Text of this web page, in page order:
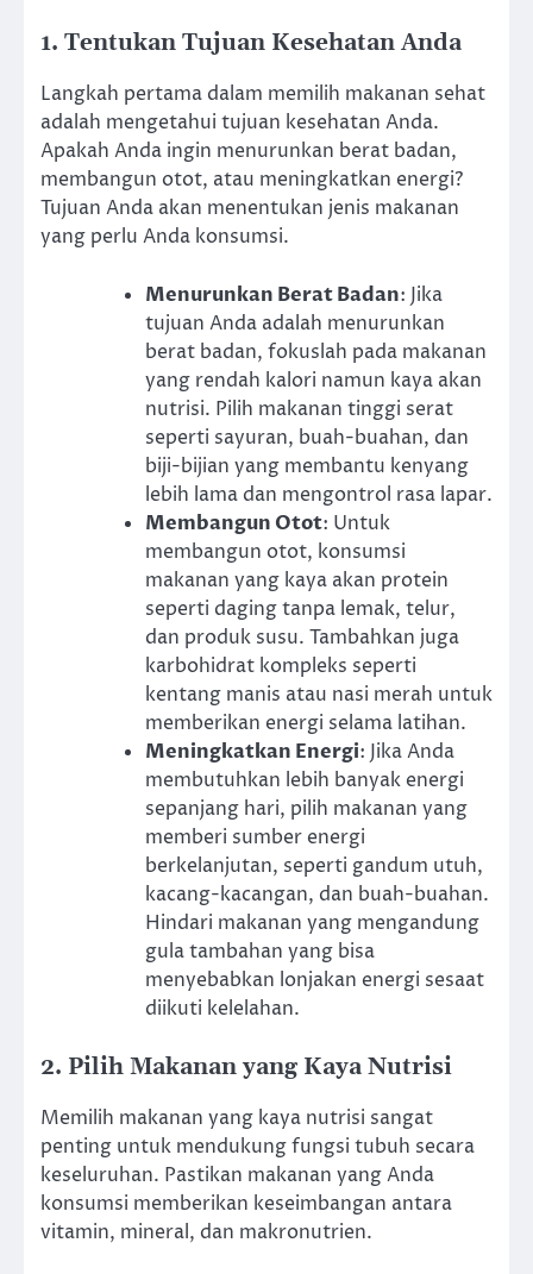
1. Tentukan Tujuan Kesehatan Anda
Langkah pertama dalam memilih makanan sehat
adalah mengetahui tujuan kesehatan Anda.
Apakah Anda ingin menurunkan berat badan,
membangun otot, atau meningkatkan energi?
Tujuan Anda akan menentukan jenis makanan
yang perlu Anda konsumsi.
Menurunkan Berat Badan: Jika
tujuan Anda adalah menurunkan
berat badan, fokuslah pada makanan
yang rendah kalori namun kaya akan
nutrisi. Pilih makanan tinggi serat
seperti sayuran, buah-buahan, dan
biji-bijian yang membantu kenyang
lebih lama dan mengontrol rasa lapar.
Membangun Otot: Untuk
membangun otot, konsumsi
makanan yang kaya akan protein
seperti daging tanpa lemak, telur,
dan produk susu. Tambahkan juga
karbohidrat kompleks seperti
kentang manis atau nasi merah untuk
memberikan energi selama latihan.
Meningkatkan Energi: Jika Anda
membutuhkan lebih banyak energi
sepanjang hari, pilih makanan yang
memberi sumber energi
berkelanjutan, seperti gandum utuh,
kacang-kacangan, dan buah-buahan.
Hindari makanan yang mengandung
gula tambahan yang bisa
menyebabkan lonjakan energi sesaat
diikuti kelelahan.
2. Pilih Makanan yang Kaya Nutrisi
Memilih makanan yang kaya nutrisi sangat
penting untuk mendukung fungsi tubuh secara
keseluruhan. Pastikan makanan yang Anda
konsumsi memberikan keseimbangan antara
vitamin, mineral, dan makronutrien.